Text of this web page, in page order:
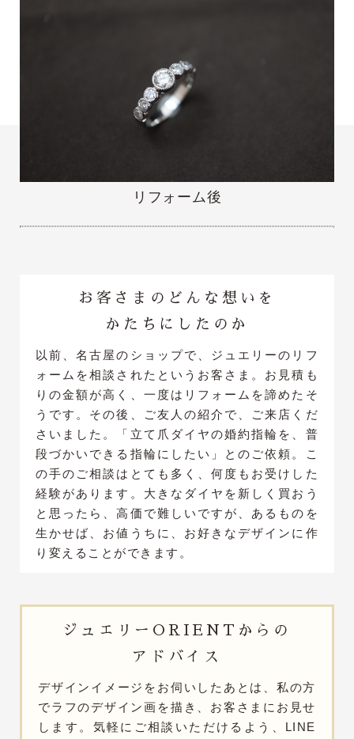
リフォーム後
お客さまのどんな想いを
かたちにしたのか
以前、名古屋のショップで、ジュエリーのリフ
ォームを相談されたというお客さま。お見積も
りの金額が高く、一度はリフォームを諦めたそ
うです。その後、ご友人の紹介で、ご来店くだ
さいました。「立て爪ダイヤの婚約指輪を、普
段づかいできる指輪にしたい」とのご依頼。こ
の手のご相談はとても多く、何度もお受けした
経験があります。大きなダイヤを新しく買おう
と思ったら、高価で難しいですが、あるものを
生かせば、お値うちに、お好きなデザインに作
り変えることができます。
ジュエリー ORIENTからの
アドバイス
デザインイメージをお伺いしたあとは、私の方
でラフのデザイン画を描き、お客さまにお見せ
します。気軽にご相談いただけるよう、LINE